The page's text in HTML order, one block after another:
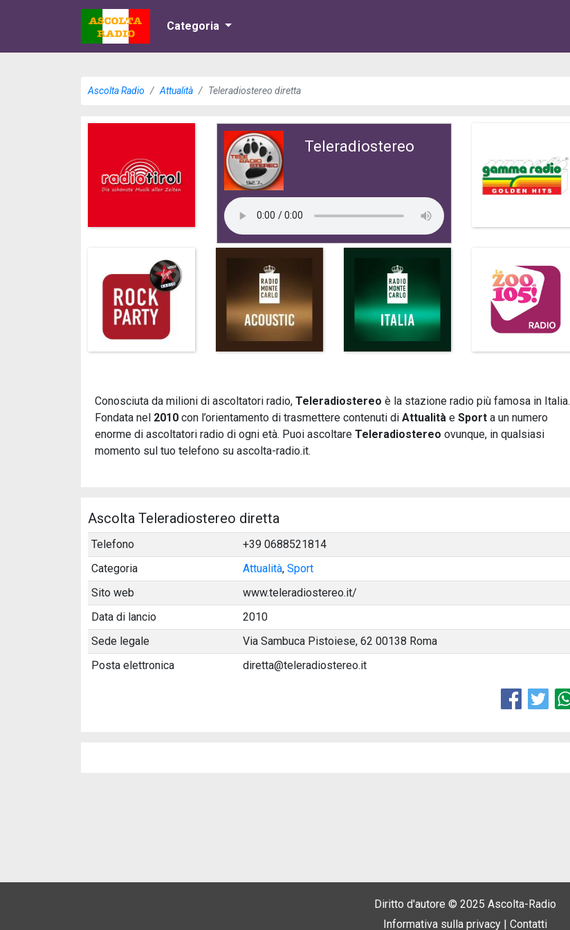
Categoria
Ascolta Radio Attualità Teleradiostereo diretta
Teleradiostereo
Conosciuta da milioni di ascoltatori radio, Teleradiostereo è la stazione radio più famosa in Italia.
Fondata nel 2010 con l’orientamento di trasmettere contenuti di Attualità e Sport a un numero
enorme di ascoltatori radio di ogni età. Puoi ascoltare Teleradiostereo ovunque, in qualsiasi
momento sul tuo telefono su ascolta-radio.it.
Ascolta Teleradiostereo diretta
Telefono
+39 0688521814
Categoria
Attualità, Sport
Sito web
www.teleradiostereo.it/
Data di lancio
2010
Sede legale
Via Sambuca Pistoiese, 62 00138 Roma
Posta elettronica
diretta@teleradiostereo.it
Diritto d'autore © 2025 Ascolta-Radio
Informativa sulla privacy | Contatti